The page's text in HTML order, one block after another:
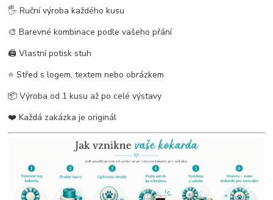
🖐️ Ruční výroba každého kusu
🎨 Barevné kombinace podle vašeho přání
🖨️ Vlastní potisk stuh
⭐ Střed s logem, textem nebo obrázkem
📦 Výroba od 1 kusu až po celé výstavy
❤️ Každá zakázka je originál